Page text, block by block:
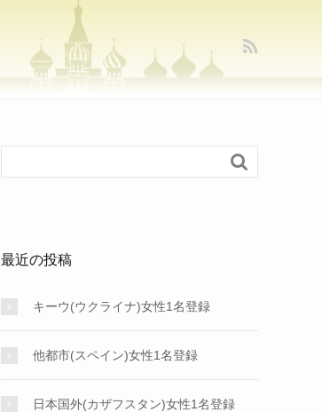

最近の投稿
キーウ(ウクライナ)女性1名登録
他都市(スペイン)女性1名登録
日本国外(カザフスタン)女性1名登録